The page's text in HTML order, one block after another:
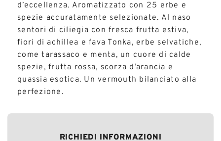
d’eccellenza. Aromatizzato con 25 erbe e
spezie accuratamente selezionate. Al naso
sentori di ciliegia con fresca frutta estiva,
fiori di achillea e fava Tonka, erbe selvatiche,
come tarassaco e menta, un cuore di calde
spezie, frutta rossa, scorza d’arancia e
quassia esotica. Un vermouth bilanciato alla
perfezione.
RICHIEDI INFORMAZIONI